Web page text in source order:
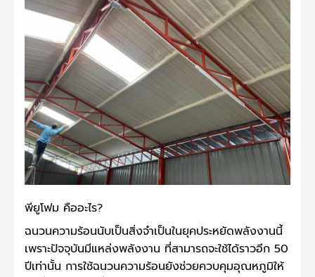
พียูโฟม คืออะไร?
ฉนวนความร้อนนับเป็นสิ่งจำเป็นในยุคประหยัดพลังงานนี้
เพราะปัจจุบันมีแหล่งพลังงาน ที่สามารถจะใช้ได้ราวอีก 50
ปีเท่านั้น การใช้ฉนวนความร้อนยังช่วยควบคุมอุณหภูมิให้